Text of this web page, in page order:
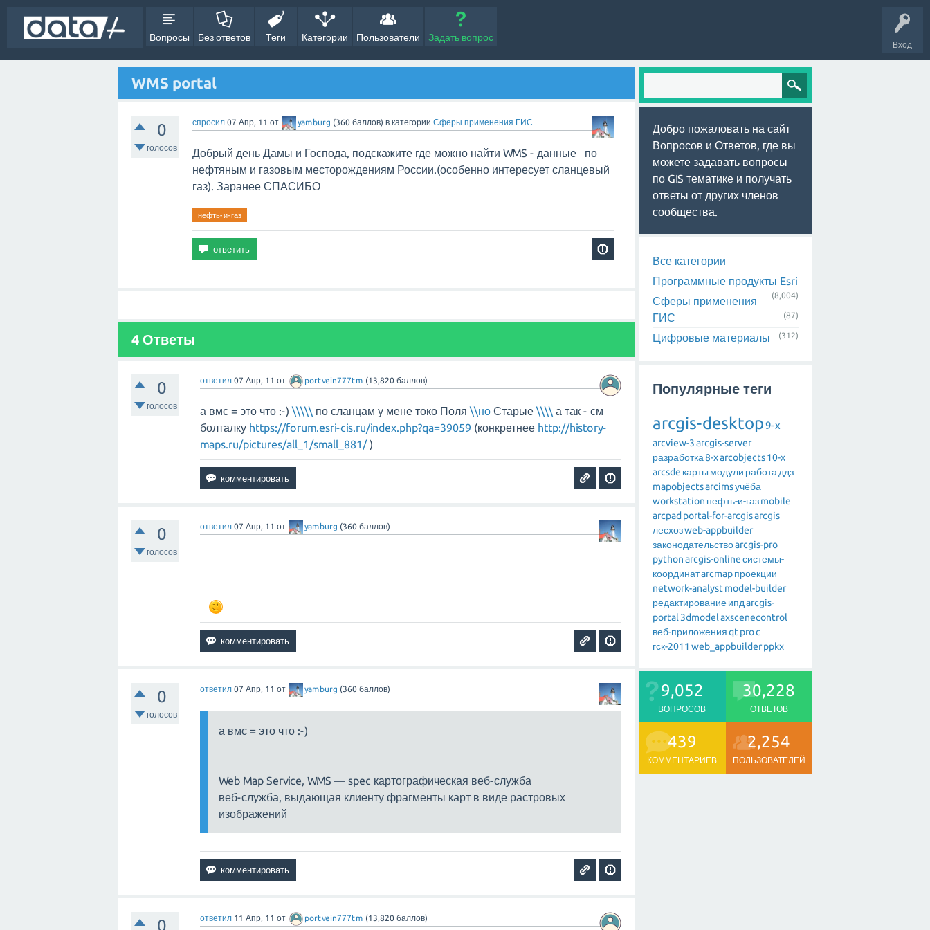
Вход
Вопросы Без ответов Теги Категории Пользователи Задать вопрос
WMS portal
0
голосов
спросил 07 Апр, 11 от yamburg (360 баллов) в категории Сферы применения ГИС
Добрый день Дамы и Господа, подскажите где можно найти WMS - данные по
нефтяным и газовым месторождениям России.(особенно интересует сланцевый
газ). Заранее СПАСИБО
нефть-и-газ
4 Ответы
0
голосов
ответил 07 Апр, 11 от portvein777tm (13,820 баллов)
а вмс = это что :-)\\\\\ по сланцам у мене токо Поля\\но Старые\\\\ а так - см
болталку https://forum.esri-cis.ru/index.php?qa=39059 (конкретнее http://history-
maps.ru/pictures/all_1/small_881/)
0
голосов
ответил 07 Апр, 11 от yamburg (360 баллов)
0
голосов
ответил 07 Апр, 11 от yamburg (360 баллов)
а вмс = это что :-)
Web Map Service, WMS — spec картографическая веб-служба
веб-служба, выдающая клиенту фрагменты карт в виде растровых
изображений
0 ответил 11 Апр, 11 от portvein777tm (13,820 баллов)
Добро пожаловать на сайт
Вопросов и Ответов, где вы
можете задавать вопросы
по GIS тематике и получать
ответы от других членов
сообщества.
Все категории
Программные продукты Esri
(8,004)
Сферы применения
ГИС
(87)
Цифровые материалы (312)
Популярные теги
arcgis-desktop9-x
arcview-3arcgis-server
разработка8-xarcobjects10-x
arcsde карты модули работа ддз
mapobjectsarcimsучёба
workstation нефть-и-газmobile
arcpadportal-for-arcgisarcgis
лесхозweb-appbuilder
законодательствоarcgis-pro
pythonarcgis-onlineсистемы-
координатarcmapпроекции
network-analyst model-builder
редактированиеипдarcgis-
portal 3dmodelaxscenecontrol
веб-приложенияqt proc
гск-2011 web_appbuilderppkx
9,052
ВОПРОСОВ
30,228
ОТВЕТОВ
439
КОММЕНТАРИЕВ
2,254
ПОЛЬЗОВАТЕЛЕЙ